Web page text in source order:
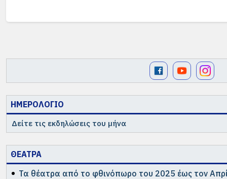
ΗΜΕΡΟΛΟΓΙΟ
Δείτε τις εκδηλώσεις του μήνα
ΘΕΑΤΡΑ
Τα θέατρα από το φθινόπωρο του 2025 έως τον